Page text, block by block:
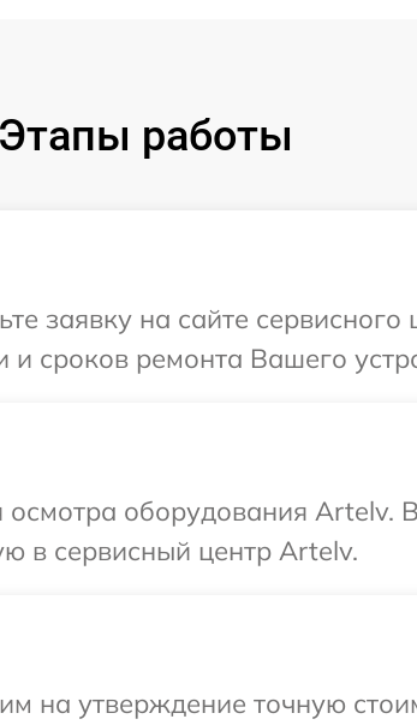
Этапы работы
заявку на сайте
и сроков ремонта Вашего
оборудования Artelv.
в сервисный центр Artelv.
на утверждение точную